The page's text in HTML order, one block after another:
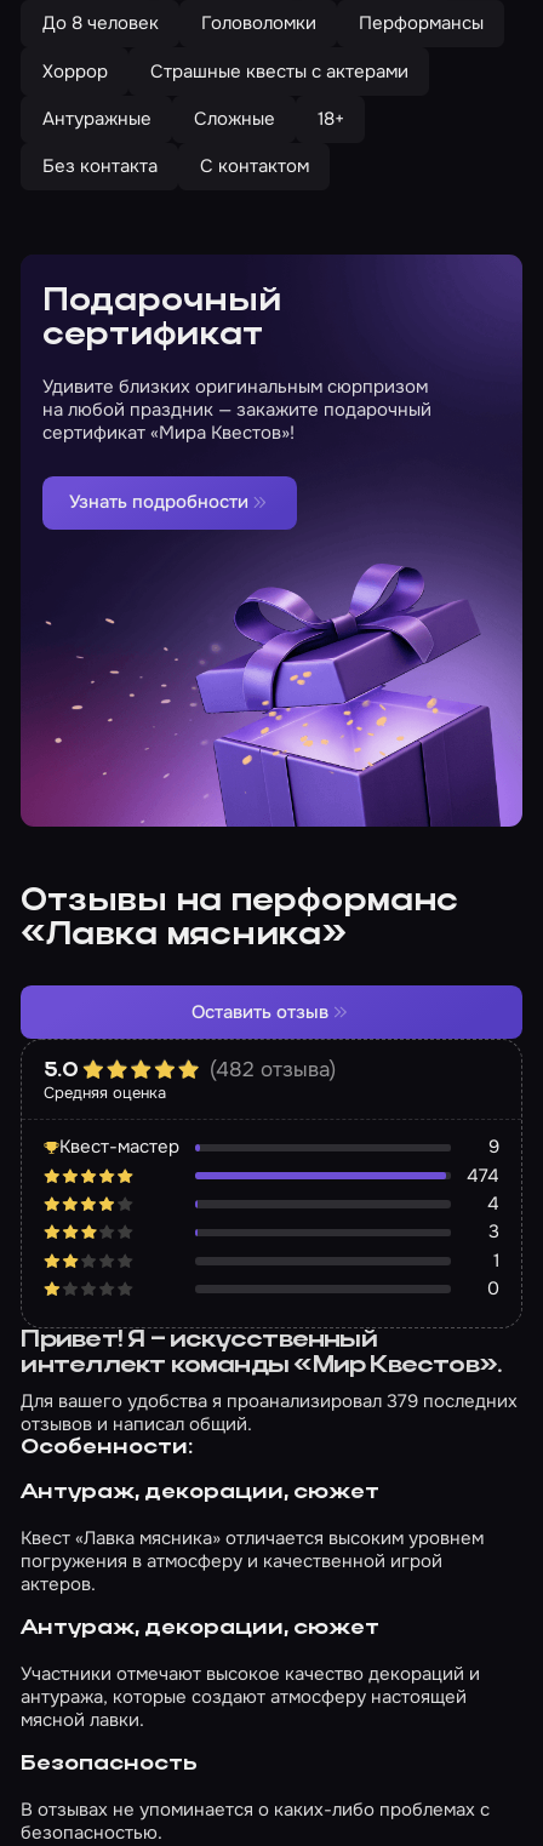
До 8 человек
Головоломки
Перформансы
Хоррор
Страшные квесты с актерами
Антуражные
Сложные
18+
Без контакта
С контактом
Подарочный
сертификат
Удивите близких оригинальным сюрпризом
на любой праздник — закажите подарочный
сертификат «Мира Квестов»!
Узнать подробности
Отзывы на перформанс
«Лавка мясника»
Средняя оценка
5.0 (482 отзыва)
Квест-мастер
9
474
4
3
1
0
Оставить отзыв
Привет! Я – искусственный
интеллект команды «Мир Квестов».
Для вашего удобства я проанализировал 379 последних
отзывов и написал общий.
Особенности:
Антураж, декорации, сюжет
Квест «Лавка мясника» отличается высоким уровнем
погружения в атмосферу и качественной игрой
актеров.
Антураж, декорации, сюжет
Участники отмечают высокое качество декораций и
антуража, которые создают атмосферу настоящей
мясной лавки.
Безопасность
В отзывах не упоминается о каких-либо проблемах с
безопасностью.